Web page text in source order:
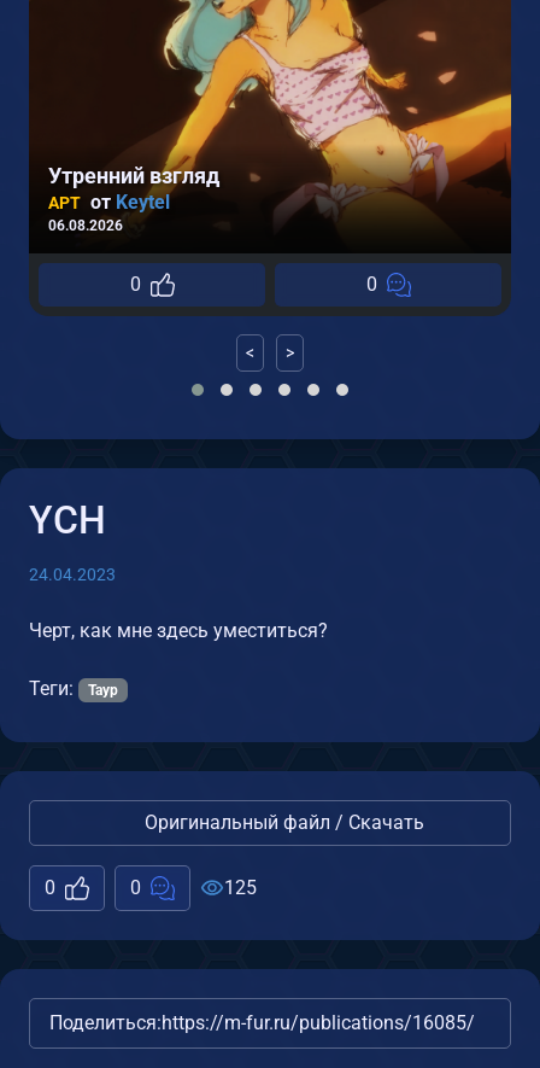
Утренний взгляд
АРТ от Keytel
06.08.2026
0 0
< >
YCH
24.04.2023
Черт, как мне здесь уместиться?
Теги: Таур
Оригинальный файл / Скачать
0 0 125
Поделиться:https://m-fur.ru/publications/16085/